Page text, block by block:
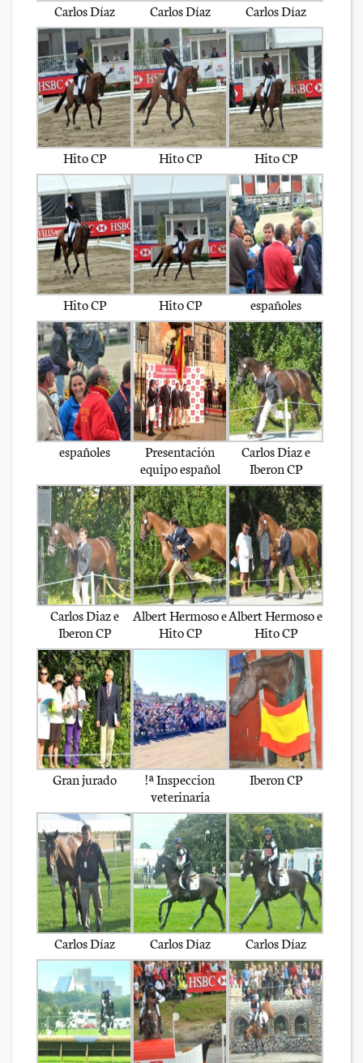
Carlos Díaz Carlos Díaz Carlos Díaz
Hito CP Hito CP Hito CP
Hito CP Hito CP españoles
españoles
Presentación
equipo español
Carlos Diaz e
Iberon CP
Carlos Diaz e
Iberon CP
Albert Hermoso e
Hito CP
Albert Hermoso e
Hito CP
Gran jurado
!ª Inspeccion
veterinaria
Iberon CP
Carlos Díaz Carlos Díaz Carlos Díaz